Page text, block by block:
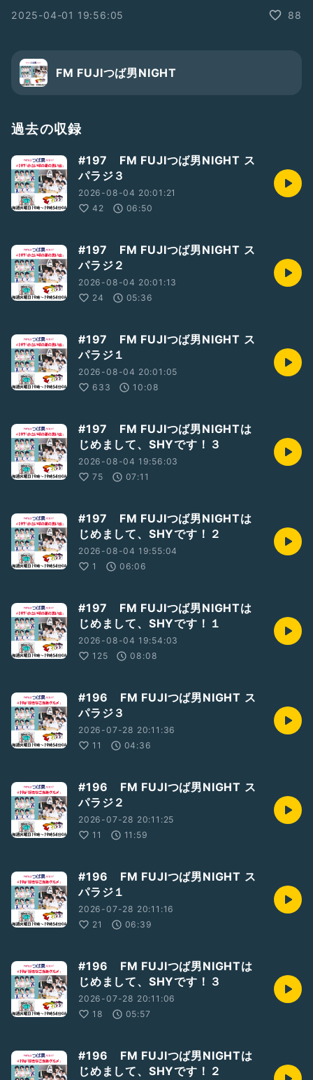
#世が世なら!!!#おしゃべり電波ステーション
#スパラジ
☆FM FUJI
毎週火曜よる7:00～7:54OA！
https://www.fmfuji.jp/
同時配信！
https://radiotalk.jp/program/124143
2025-04-01 19:56:05
88
FM FUJIつば男NIGHT
過去の収録
#197 FM FUJIつば男NIGHT ス
パラジ３
2026-08-04 20:01:21
42
06:50
#197 FM FUJIつば男NIGHT ス
パラジ２
2026-08-04 20:01:13
24
05:36
#197 FM FUJIつば男NIGHT ス
パラジ１
2026-08-04 20:01:05
633
10:08
#197 FM FUJIつば男NIGHTは
じめまして、SHYです！３
2026-08-04 19:56:03
75
07:11
#197 FM FUJIつば男NIGHTは
じめまして、SHYです！２
2026-08-04 19:55:04
1
06:06
#197 FM FUJIつば男NIGHTは
じめまして、SHYです！１
2026-08-04 19:54:03
125
08:08
#196 FM FUJIつば男NIGHT ス
パラジ３
2026-07-28 20:11:36
11
04:36
#196 FM FUJIつば男NIGHT ス
パラジ２
2026-07-28 20:11:25
11
11:59
#196 FM FUJIつば男NIGHT ス
パラジ１
2026-07-28 20:11:16
21
06:39
#196 FM FUJIつば男NIGHTは
じめまして、SHYです！３
2026-07-28 20:11:06
18
05:57
#196 FM FUJIつば男NIGHTは
じめまして、SHYです！２